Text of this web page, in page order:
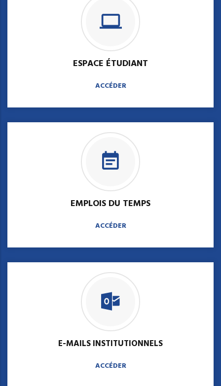
ESPACE ÉTUDIANT
ACCÉDER
EMPLOIS DU TEMPS
ACCÉDER
E-MAILS INSTITUTIONNELS
ACCÉDER